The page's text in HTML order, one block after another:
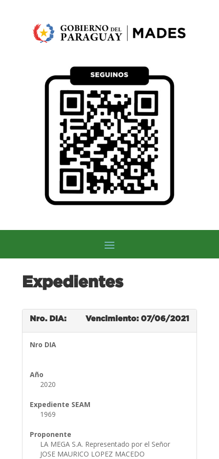
Expedientes
Nro. DIA: Vencimiento: 07/06/2021
Nro DIA
Año
2020
Expediente SEAM
1969
Proponente
LA MEGA S.A. Representado por el Señor
JOSE MAURICO LOPEZ MACEDO